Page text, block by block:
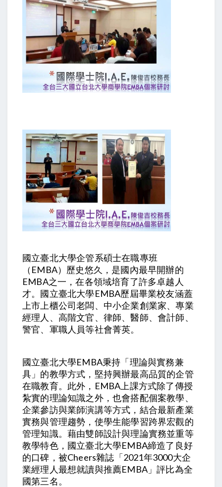
國立臺北大學企管系碩士在職專班
（EMBA）歷史悠久，是國內最早開辦的
EMBA之一，在各領域培育了許多卓越人
才。國立臺北大學EMBA歷屆畢業校友涵蓋
上市上櫃公司老闆、中小企業創業家、專業
經理人、高階文官、律師、醫師、會計師、
警官、軍職人員等社會菁英。
國立臺北大學EMBA秉持「理論與實務兼
具」的教學方式，堅持興辦最高品質的企管
在職教育。此外，EMBA上課方式除了傳授
紮實的理論知識之外，也會搭配個案教學、
企業參訪與業師演講等方式，結合最新產業
實務與管理趨勢，使學生能學習跨界宏觀的
管理知識。藉由雙師設計與理論實務並重等
教學特色，國立臺北大學EMBA締造了良好
的口碑，被Cheers雜誌「2021年3000大企
業經理人最想就讀與推薦EMBA」評比為全
國第三名。